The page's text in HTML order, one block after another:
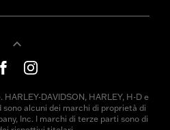
DAVIDSON, HARLEY, H-D e
alcuni dei marchi di proprietà di
Inc. I marchi di terze parti sono di